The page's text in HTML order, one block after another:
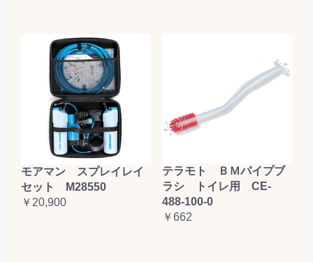
モアマン スプレイレイ
セット M28550
￥20,900
テラモト ＢＭパイプブ
ラシ トイレ用 CE-
488-100-0
￥662